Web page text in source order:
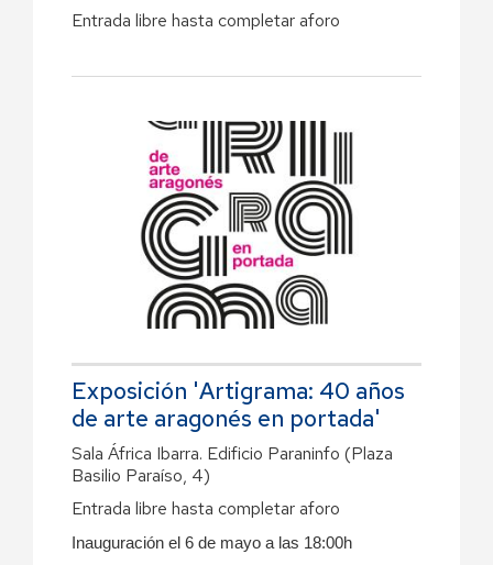
Entrada libre hasta completar aforo
Exposición 'Artigrama: 40 años
de arte aragonés en portada'
Sala África Ibarra. Edificio Paraninfo (Plaza
Basilio Paraíso, 4)
Entrada libre hasta completar aforo
Inauguración el 6 de mayo a las 18:00h